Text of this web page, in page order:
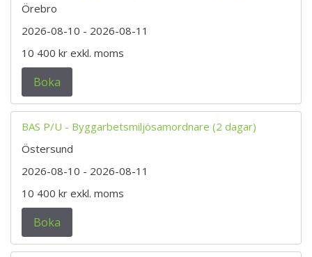
Örebro
2026-08-10 - 2026-08-11
10 400 kr exkl. moms
Boka
BAS P/U - Byggarbetsmiljösamordnare (2 dagar)
Östersund
2026-08-10 - 2026-08-11
10 400 kr exkl. moms
Boka